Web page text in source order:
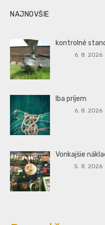
NAJNOVŠIE
kontrolné
6. 8. 2026
Iba príjem
6. 8. 2026
Vonkajšie
5. 8. 2026